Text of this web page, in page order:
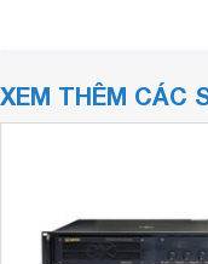
XEM THÊM CÁC